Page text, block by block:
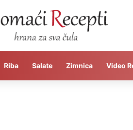
Riba Salate Zimnica Video